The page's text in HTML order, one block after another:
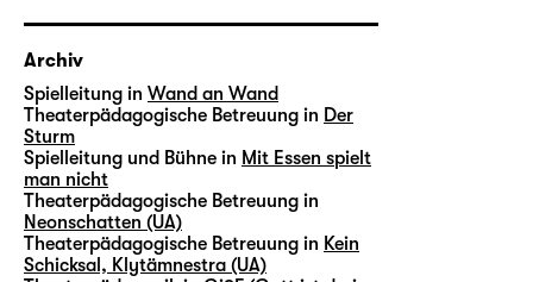
Archiv
Spielleitung in Wand an Wand
Theaterpädagogische Betreuung in Der
Sturm
Spielleitung und Bühne in Mit Essen spielt
man nicht
Theaterpädagogische Betreuung in
Neonschatten (UA)
Theaterpädagogische Betreuung in Kein
Schicksal, Klytämnestra (UA)